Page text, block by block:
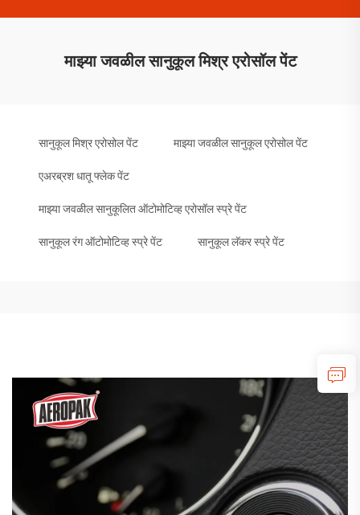
माझ्या जवळील सानुकूल मिश्र एरोसॉल पेंट
सानुकूल मिश्र एरोसोल पेंट माझ्या जवळील सानुकूल एरोसोल पेंट
एअरब्रश धातू फ्लेक पेंट
माझ्या जवळील सानुकूलित ऑटोमोटिव्ह एरोसॉल स्प्रे पेंट
सानुकूल रंग ऑटोमोटिव्ह स्प्रे पेंट सानुकूल लॅकर स्प्रे पेंट